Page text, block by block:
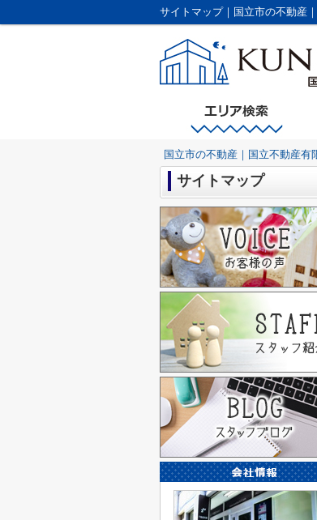
サイトマップ｜国立市の不動産
国立市の不動産｜国立不動産有
サイトマップ